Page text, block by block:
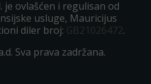
ovlašćen i regulisan od
usluge, Mauricijus
diler broj: GB21026472.
Sva prava zadržana.